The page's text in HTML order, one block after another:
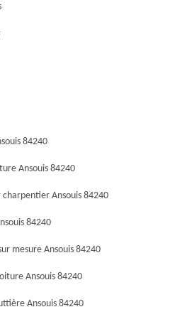
84240
Ansouis 84240
Ansouis 84240
84240
mesure Ansouis 84240
Ansouis 84240
Ansouis 84240